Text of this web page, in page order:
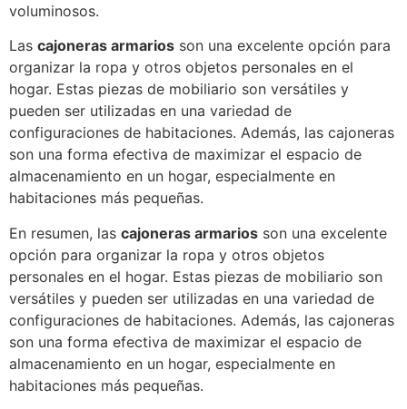
voluminosos.
Las cajoneras armarios son una excelente opción para
organizar la ropa y otros objetos personales en el
hogar. Estas piezas de mobiliario son versátiles y
pueden ser utilizadas en una variedad de
configuraciones de habitaciones. Además, las cajoneras
son una forma efectiva de maximizar el espacio de
almacenamiento en un hogar, especialmente en
habitaciones más pequeñas.
En resumen, las cajoneras armarios son una excelente
opción para organizar la ropa y otros objetos
personales en el hogar. Estas piezas de mobiliario son
versátiles y pueden ser utilizadas en una variedad de
configuraciones de habitaciones. Además, las cajoneras
son una forma efectiva de maximizar el espacio de
almacenamiento en un hogar, especialmente en
habitaciones más pequeñas.